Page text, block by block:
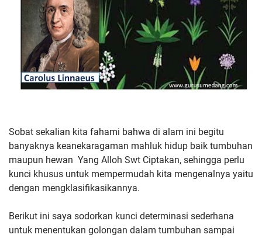
Sobat sekalian kita fahami bahwa di alam ini begitu
banyaknya keanekaragaman mahluk hidup baik tumbuhan
maupun hewan Yang Alloh Swt Ciptakan, sehingga perlu
kunci khusus untuk mempermudah kita mengenalnya yaitu
dengan mengklasifikasikannya.
Berikut ini saya sodorkan kunci determinasi sederhana
untuk menentukan golongan dalam tumbuhan sampai